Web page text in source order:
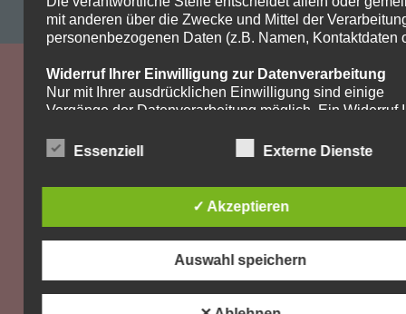
WordPress-Theme: Dynamic News von ThemeZee.
mit anderen über die Zwecke und Mittel der
personenbezogenen Daten (z.B. Namen, Kontaktdaten
Widerruf Ihrer Einwilligung zur Datenverarbeitung
Nur mit Ihrer ausdrücklichen Einwilligung sind einige
Vorgänge der Datenverarbeitung möglich. Ein Widerruf
Widerruf genügt eine formlose Mitteilung per E-Mail. Die
Recht auf Beschwerde bei der zuständigen
Aufsichtsbehörde
Als Betroffener steht Ihnen im Falle eines
der zuständigen Aufsichtsbehörde zu. Zuständige
Aufsichtsbehörde bezüglich datenschutzrechtlicher
Essenziell Externe Dienste
✓ Akzeptieren
Auswahl speichern